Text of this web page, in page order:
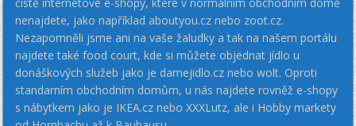
nenajdete, jako například aboutyou.cz nebo zoot.cz.
Nezapomněli jsme ani na vaše žaludky a tak na našem portálu
najdete také food court, kde si můžete objednat jídlo u
donáškových služeb jako je damejidlo.cz nebo wolt. Oproti
standarním obchodním domům, u nás najdete rovněž e-shopy
s nábytkem jako je IKEA.cz nebo XXXLutz, ale i Hobby markety